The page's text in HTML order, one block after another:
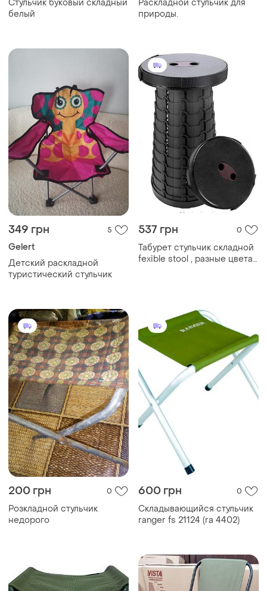
Стульчик буковый складный
белый
Раскладной стульчик для
природы.
349 грн 5
Gelert
Детский раскладной
туристический стульчик
537 грн 0
Табурет стульчик складной
fexible stool , разные цвета /
200 грн 0
Розкладной стульчик
недорого
600 грн 0
Складывающийся стульчик
ranger fs 21124 (ra 4402)